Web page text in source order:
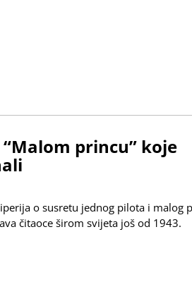
princu” koje
o susretu jednog pilota i malog
čitaoce širom svijeta još od 1943.